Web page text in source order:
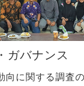
ガバナンス
向に関する調査